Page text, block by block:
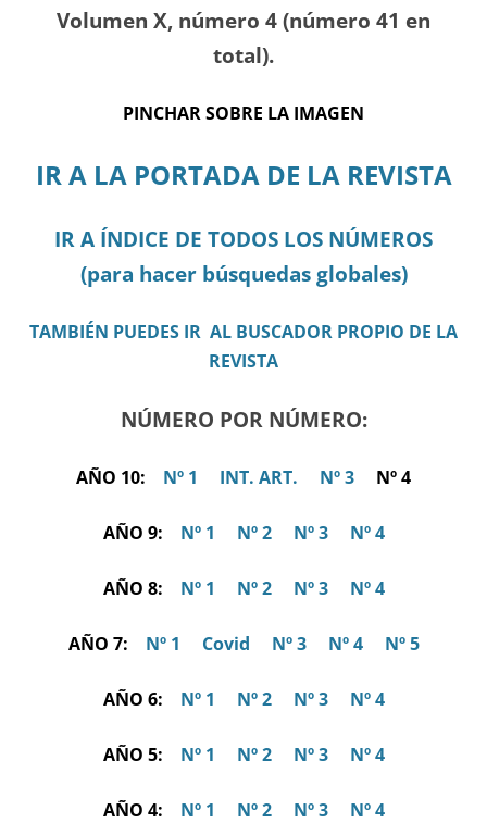
Volumen X, número 4 (número 41 en
total).
PINCHAR SOBRE LA IMAGEN
IR A LA PORTADA DE LA REVISTA
IR A ÍNDICE DE TODOS LOS NÚMEROS
(para hacer búsquedas globales)
TAMBIÉN PUEDES IR AL BUSCADOR PROPIO DE LA
REVISTA
NÚMERO POR NÚMERO:
AÑO 10: Nº 1 INT. ART. Nº 3 Nº 4
AÑO 9: Nº 1 Nº 2 Nº 3 Nº 4
AÑO 8: Nº 1 Nº 2 Nº 3 Nº 4
AÑO 7: Nº 1 Covid Nº 3 Nº 4 Nº 5
AÑO 6: Nº 1 Nº 2 Nº 3 Nº 4
AÑO 5: Nº 1 Nº 2 Nº 3 Nº 4
AÑO 4: Nº 1 Nº 2 Nº 3 Nº 4